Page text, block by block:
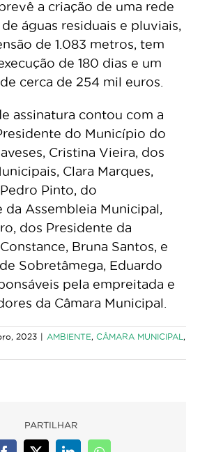
a criação de uma rede
águas residuais e pluviais,
de 1.083 metros, tem
de 180 dias e um
cerca de 254 mil euros.
assinatura contou com a
do Município do
Cristina Vieira, dos
Clara Marques,
Pinto, do
da Assembleia Municipal,
dos Presidente da
Bruna Santos, e
Sobretâmega, Eduardo
pela empreitada e
da Câmara Municipal.
2023 | AMBIENTE, CÂMARA MUNICIPAL ,
PARTILHAR